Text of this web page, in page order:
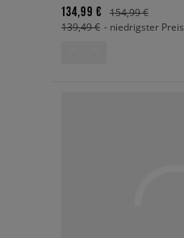
134,99 €
154,99 €
139,49 € - niedrigster Preis